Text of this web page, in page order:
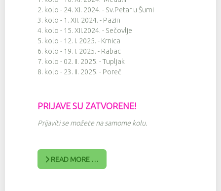
2. kolo - 24. XI. 2024. - Sv.Petar u Šumi
3. kolo - 1. XII. 2024. - Pazin
4. kolo - 15. XII.2024. - Sečovlje
5. kolo - 12. I. 2025. - Krnica
6. kolo - 19. I. 2025. - Rabac
7. kolo - 02. II. 2025. - Tupljak
8. kolo - 23. II. 2025. - Poreč
PRIJAVE SU ZATVORENE!
Prijaviti se možete na samome kolu.
READ MORE …